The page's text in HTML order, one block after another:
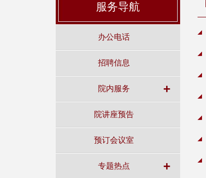
服务导航
办公电话
招聘信息
院内服务 +
院讲座预告
预订会议室
专题热点 +